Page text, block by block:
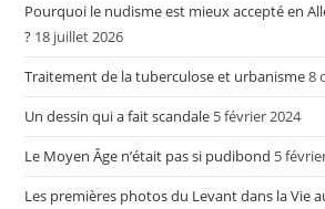
Pourquoi le nudisme est mieux accepté en
? 18 juillet 2026
Traitement de la tuberculose et urbanisme8
Un dessin qui a fait scandale 5 février 2024
Le Moyen Âge n’était pas si pudibond 5
Les premières photos du Levant dans la Vie